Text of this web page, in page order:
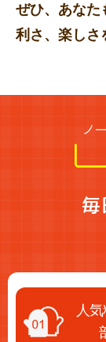
ぜひ、あなた
利さ、楽しさ
人
部